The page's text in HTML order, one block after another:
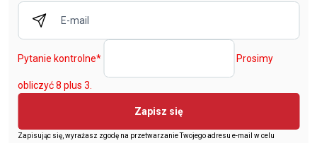
Pytanie kontrolne* Prosimy
obliczyć 8 plus 3.
Zapisz się
Zapisując się, wyrażasz zgodę na przetwarzanie Twojego adresu e-mail w celu